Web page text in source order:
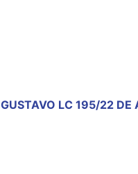
LC 195/22 DE